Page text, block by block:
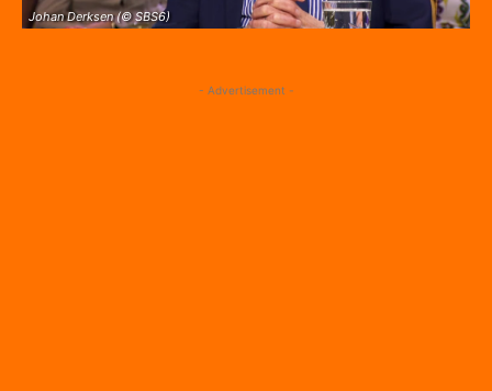
Johan Derksen (© SBS6)
- Advertisement -